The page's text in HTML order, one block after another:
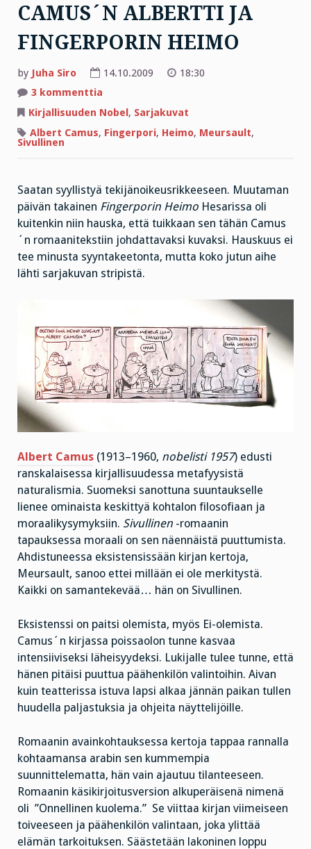
CAMUS´N ALBERTTI JA
FINGERPORIN HEIMO
by Juha Siro 14.10.2009
18:30
3 kommenttia
´N
ALBERTTI
JA
FINGERPORIN
Kirjallisuuden Nobel, Sarjakuvat
Albert Camus, Fingerpori, Heimo, Meursault,
Sivullinen
Saatan syyllistyä tekijänoikeusrikkeeseen. Muutaman
päivän takainen Fingerporin Heimo Hesarissa oli
kuitenkin niin hauska, että tuikkaan sen tähän Camus
´n romaanitekstiin johdattavaksi kuvaksi. Hauskuus ei
tee minusta syyntakeetonta, mutta koko jutun aihe
lähti sarjakuvan stripistä.
Albert Camus (1913–1960, nobelisti 1957) edusti
ranskalaisessa kirjallisuudessa metafyysistä
naturalismia. Suomeksi sanottuna suuntaukselle
lienee ominaista keskittyä kohtalon filosofiaan ja
moraalikysymyksiin. Sivullinen -romaanin
tapauksessa moraali on sen näennäistä puuttumista.
Ahdistuneessa eksistensissään kirjan kertoja,
Meursault, sanoo ettei millään ei ole merkitystä.
Kaikki on samantekevää… hän on Sivullinen.
Eksistenssi on paitsi olemista, myös Ei-olemista.
Camus´n kirjassa poissaolon tunne kasvaa
intensiiviseksi läheisyydeksi. Lukijalle tulee tunne, että
hänen pitäisi puuttua päähenkilön valintoihin. Aivan
kuin teatterissa istuva lapsi alkaa jännän paikan tullen
huudella paljastuksia ja ohjeita näyttelijöille.
Romaanin avainkohtauksessa kertoja tappaa rannalla
kohtaamansa arabin sen kummempia
suunnittelematta, hän vain ajautuu tilanteeseen.
Romaanin käsikirjoitusversion alkuperäisenä nimenä
oli ”Onnellinen kuolema.” Se viittaa kirjan viimeiseen
toiveeseen ja päähenkilön valintaan, joka ylittää
elämän tarkoituksen. Säästetään lakoninen loppu